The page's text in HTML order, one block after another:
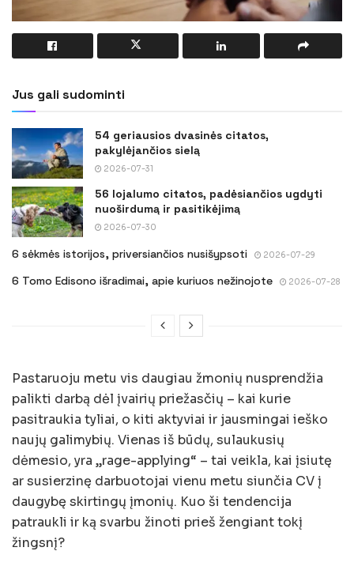
Jus gali sudominti
54 geriausios dvasinės citatos,
pakylėjančios sielą
2026-07-31
56 lojalumo citatos, padėsiančios ugdyti
nuoširdumą ir pasitikėjimą
2026-07-30
6 sėkmės istorijos, priversiančios nusišypsoti 2026-07-29
6 Tomo Edisono išradimai, apie kuriuos nežinojote 2026-07-28
Pastaruoju metu vis daugiau žmonių nusprendžia
palikti darbą dėl įvairių priežasčių – kai kurie
pasitraukia tyliai, o kiti aktyviai ir jausmingai ieško
naujų galimybių. Vienas iš būdų, sulaukusių
dėmesio, yra „rage-applying“ – tai veikla, kai įsiutę
ar susierzinę darbuotojai vienu metu siunčia CV į
daugybę skirtingų įmonių. Kuo ši tendencija
patraukli ir ką svarbu žinoti prieš žengiant tokį
žingsnį?